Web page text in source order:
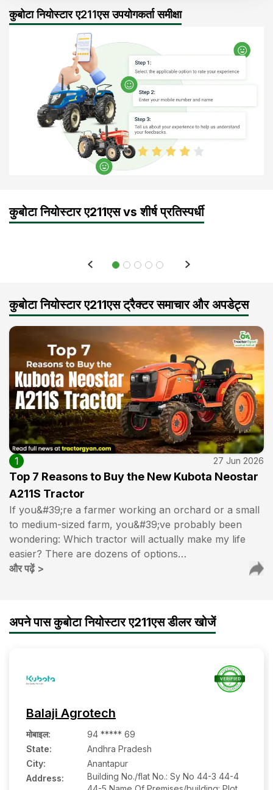
कुबोटा नियोस्टार ए211एस उपयोगकर्ता समीक्षा
कुबोटा नियोस्टार ए211एस vs शीर्ष प्रतिस्पर्धी
कुबोटा नियोस्टार ए211एस ट्रैक्टर समाचार और अपडेट्स
1 27 Jun 2026
Top 7 Reasons to Buy the New Kubota Neostar
A211S Tractor
If you&#39;re a farmer working an orchard or a small
to medium-sized farm, you&#39;ve probably been
wondering: Which tractor will actually make my life
easier? There are dozens of options…
और पढ़ें>
अपने पास कुबोटा नियोस्टार ए211एस डीलर खोजें
Balaji Agrotech
मोबाइल:
94 ***** 69
State:
Andhra Pradesh
City:
Anantapur
Address:
Building No./flat No.: Sy No 44-3 44-4